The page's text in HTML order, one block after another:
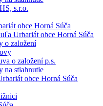
s.r.o.
obce Horná Súča
Urbariát obce Horná Súča
o založení
o založení p.s.
na stiahnutie
obce Horná Súča